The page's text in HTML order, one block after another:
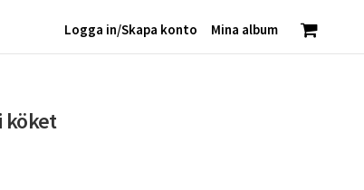
Mina album
Logga in/Skapa konto
köket